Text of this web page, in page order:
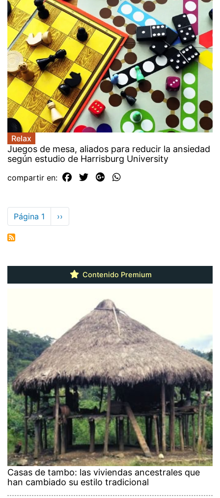
Relax
Juegos de mesa, aliados para reducir la ansiedad
según estudio de Harrisburg University
compartir en:
Paginación
Página 1
Siguiente
página
››
Contenido Premium
Casas de tambo: las viviendas ancestrales que
han cambiado su estilo tradicional